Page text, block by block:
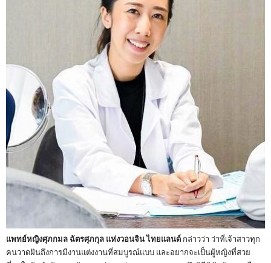
​แพทย์หญิงศุภกมล ฉัตรศุภกุล แห่งวอนจิน ไทยแลนด์ กล่าวว่า ว่าที่เจ้าสาวทุก
คนวาดฝันถึงการมีงานแต่งงานที่สมบูรณ์แบบ และอยากจะเป็นผู้หญิงที่สวย